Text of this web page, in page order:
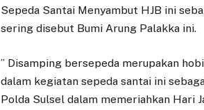
Sepeda Santai Menyambut HJB ini
sering disebut Bumi Arung Palakka ini.
” Disamping bersepeda merupakan
dalam kegiatan sepeda santai ini
Polda Sulsel dalam memeriahkan Hari